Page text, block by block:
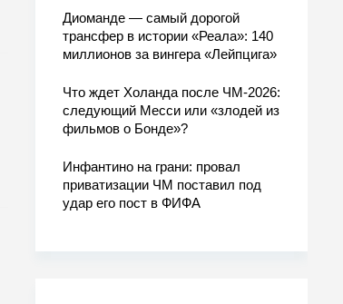
Диоманде — самый дорогой
трансфер в истории «Реала»: 140
миллионов за вингера «Лейпцига»
Что ждет Холанда после ЧМ-2026:
следующий Месси или «злодей из
фильмов о Бонде»?
Инфантино на грани: провал
приватизации ЧМ поставил под
удар его пост в ФИФА